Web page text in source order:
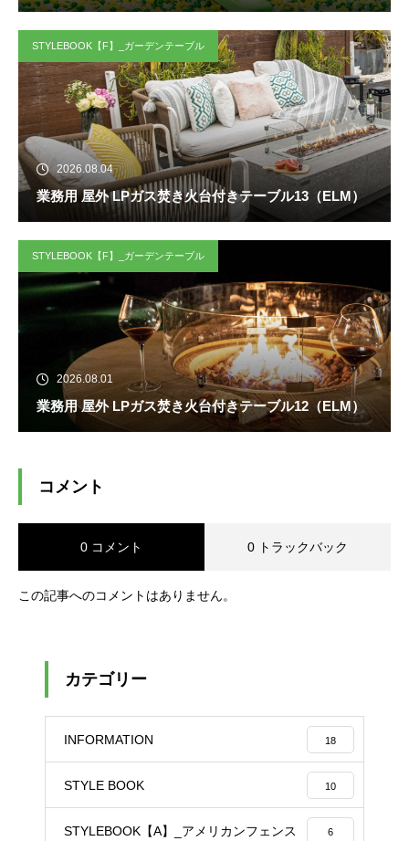
STYLEBOOK【F】_ガーデンテーブル
2026.08.04
業務用 屋外 LPガス焚き火台付きテーブル13（ELM）
STYLEBOOK【F】_ガーデンテーブル
2026.08.01
業務用 屋外 LPガス焚き火台付きテーブル12（ELM）
コメント
0 コメント 0 トラックバック
この記事へのコメントはありません。
カテゴリー
INFORMATION 18
STYLE BOOK 10
STYLEBOOK【A】_アメリカンフェンス 6